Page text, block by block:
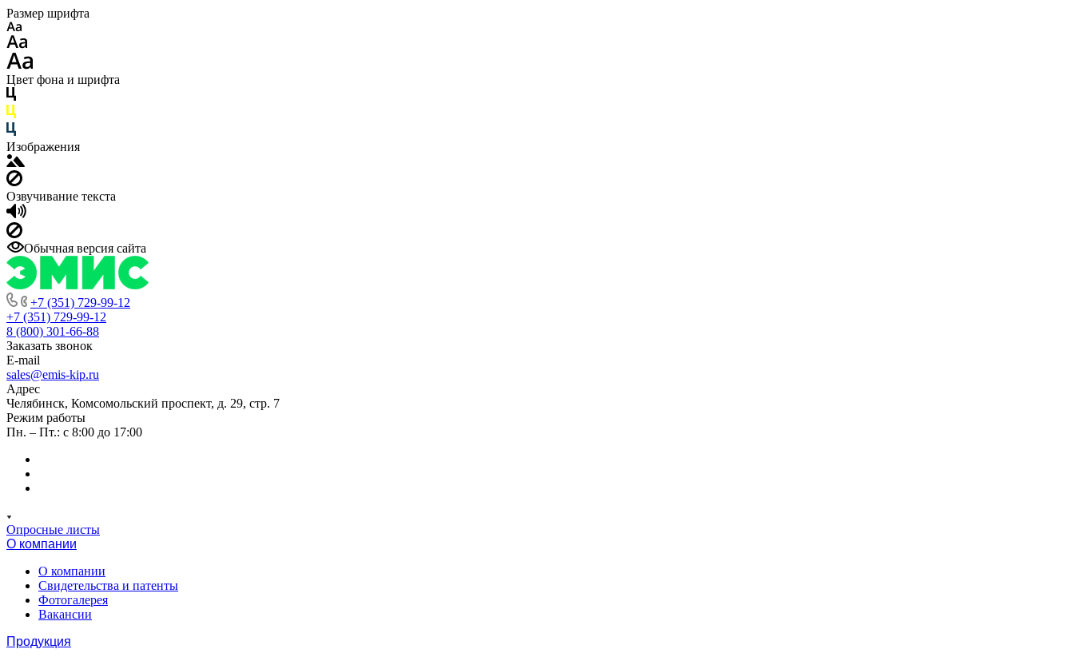
Размер шрифта
Цвет фона и шрифта
Изображения
Озвучивание текста
Обычная версия сайта
+7 (351) 729-99-12
+7 (351) 729-99-12
8 (800) 301-66-88
Заказать звонок
E-mail
sales@emis-kip.ru
Адрес
Челябинск, Комсомольский проспект, д. 29, стр. 7
Режим работы
Пн. – Пт.: с 8:00 до 17:00
Опросные листы
О компании
О компании
Свидетельства и патенты
Фотогалерея
Вакансии
Продукция